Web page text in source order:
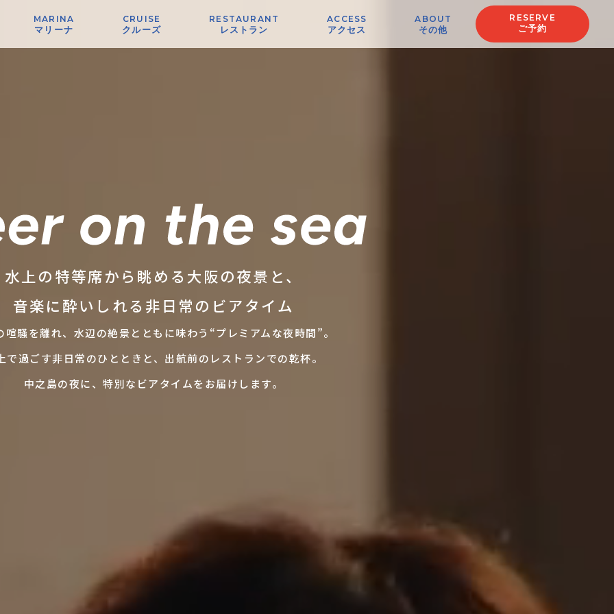
MARINA
マリーナ
CRUISE
クルーズ
RESTAURANT
レストラン
ACCESS
アクセス
ABOUT
その他
RESERVE
ご予約
水上の特等席から眺める大阪の夜景と、
音楽に酔いしれる非日常のビアタイム
喧騒を離れ、水辺の絶景とともに味わう“プレミアムな夜時間”。
で過ごす非日常のひとときと、出航前のレストランでの乾杯。
中之島の夜に、特別なビアタイムをお届けします。